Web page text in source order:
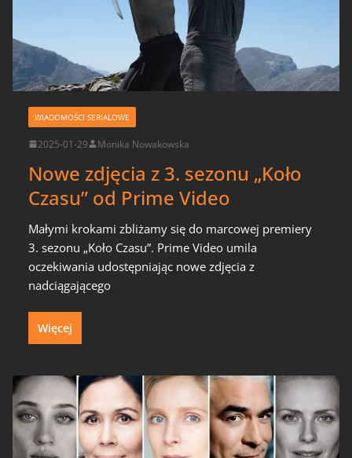
WIADOMOŚCI SERIALOWE
2025-01-29 Monika Nowakowska
Nowe zdjęcia z 3. sezonu „Koło
Czasu” od Prime Video
Małymi krokami zbliżamy się do marcowej premiery
3. sezonu „Koło Czasu”. Prime Video umila
oczekiwania udostępniając nowe zdjęcia z
nadciągającego
Więcej